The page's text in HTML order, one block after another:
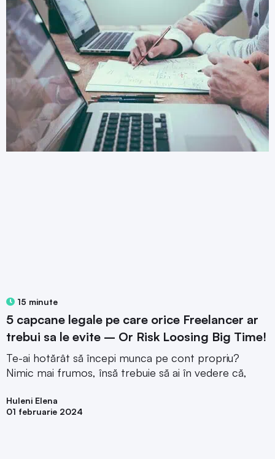
15 minute
5 capcane legale pe care orice Freelancer ar
trebui sa le evite – Or Risk Loosing Big Time!
Te-ai hotărât să începi munca pe cont propriu?
Nimic mai frumos, însă trebuie să ai în vedere că,
Huleni Elena
01 februarie 2024